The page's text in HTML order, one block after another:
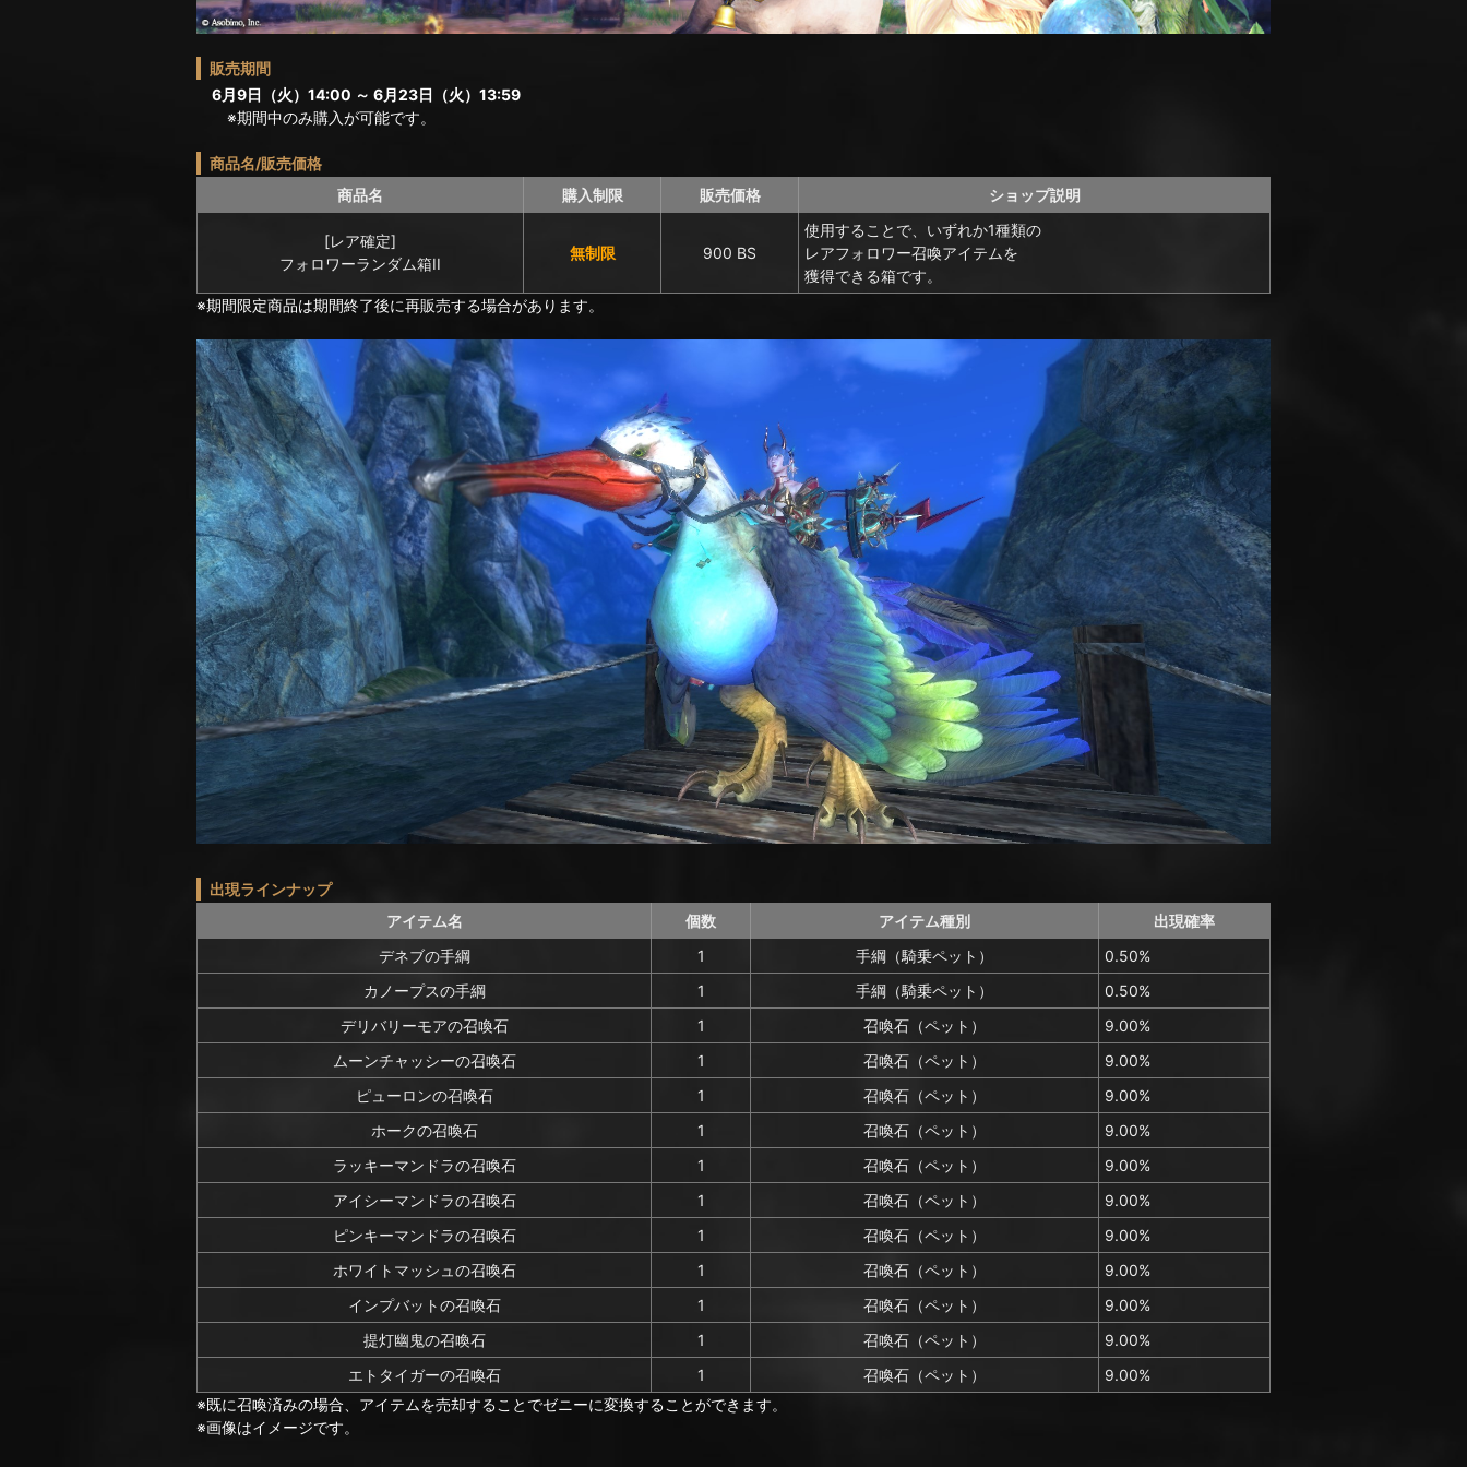
販売期間
6月9日（火）14:00 ～ 6月23日（火）13:59
※期間中のみ購入が可能です。
商品名/販売価格
商品名
購入制限 販売価格 ショップ説明
[レア確定]
フォロワーランダム箱II
無制限 900 BS
使用することで、いずれか1種類の
レアフォロワー召喚アイテムを
獲得できる箱です。
※期間限定商品は期間終了後に再販売する場合があります。
出現ラインナップ
アイテム名
個数 アイテム種別
出現確率
デネブの手綱
1 手綱（騎乗ペット）
0.50%
カノープスの手綱
1 手綱（騎乗ペット）
0.50%
デリバリーモアの召喚石
1 召喚石（ペット）
9.00%
ムーンチャッシーの召喚石
1 召喚石（ペット）
9.00%
ピューロンの召喚石
1 召喚石（ペット）
9.00%
ホークの召喚石
1 召喚石（ペット）
9.00%
ラッキーマンドラの召喚石
1 召喚石（ペット）
9.00%
アイシーマンドラの召喚石
1 召喚石（ペット）
9.00%
ピンキーマンドラの召喚石
1 召喚石（ペット）
9.00%
ホワイトマッシュの召喚石
1 召喚石（ペット）
9.00%
インプバットの召喚石
1 召喚石（ペット）
9.00%
提灯幽鬼の召喚石
1 召喚石（ペット）
9.00%
エトタイガーの召喚石
1 召喚石（ペット）
9.00%
※既に召喚済みの場合、アイテムを売却することでゼニーに変換することができます。
※画像はイメージです。